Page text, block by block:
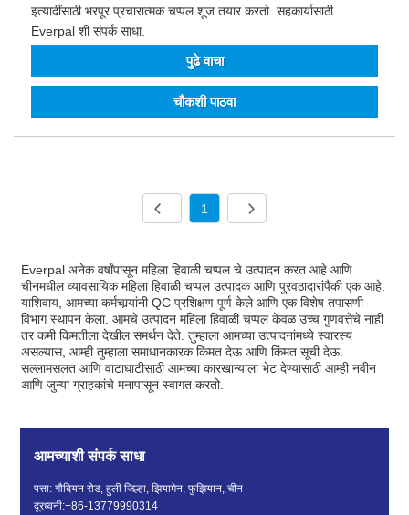
इत्यादींसाठी भरपूर प्रचारात्मक चप्पल शूज तयार करतो. सहकार्यासाठी
Everpal शी संपर्क साधा.
पुढे वाचा
चौकशी पाठवा
1
Everpal अनेक वर्षांपासून महिला हिवाळी चप्पल चे उत्पादन करत आहे आणि
चीनमधील व्यावसायिक महिला हिवाळी चप्पल उत्पादक आणि पुरवठादारांपैकी एक आहे.
याशिवाय, आमच्या कर्मचार्‍यांनी QC प्रशिक्षण पूर्ण केले आणि एक विशेष तपासणी
विभाग स्थापन केला. आमचे उत्पादन महिला हिवाळी चप्पल केवळ उच्च गुणवत्तेचे नाही
तर कमी किमतीला देखील समर्थन देते. तुम्हाला आमच्या उत्पादनांमध्ये स्वारस्य
असल्यास, आम्ही तुम्हाला समाधानकारक किंमत देऊ आणि किंमत सूची देऊ.
सल्लामसलत आणि वाटाघाटीसाठी आमच्या कारखान्याला भेट देण्यासाठी आम्ही नवीन
आणि जुन्या ग्राहकांचे मनापासून स्वागत करतो.
आमच्याशी संपर्क साधा
पत्ता: गौदियन रोड, हुली जिल्हा, झियामेन, फुझियान, चीन
दूरध्वनी:+86-13779990314